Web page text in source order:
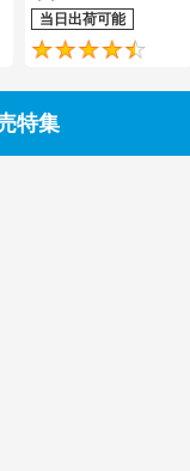
4.6
当日出荷可能
特集